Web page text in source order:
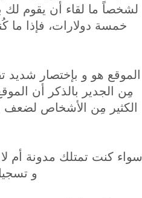
لشخصاً ما لقاء أن يقوم
خمسة دولارات، فإذا ما
الموقع هو و بإختصار شديد
مِن الجدير بالذكر أن
الكثير مِن الأشخاص لضعف
سواء كنت تمتلك مدونة أم
و